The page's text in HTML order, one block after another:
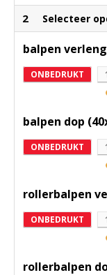
2 Selecteer
balpen
ONBEDRUKT
balpen dop
ONBEDRUKT
rollerbalpen
ONBEDRUKT
rollerbalpen